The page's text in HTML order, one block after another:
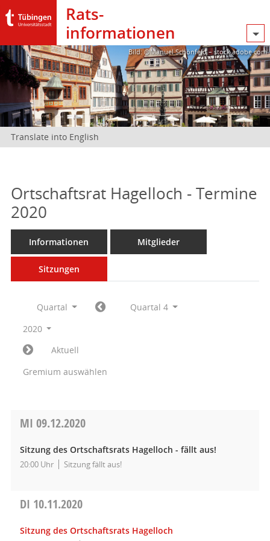
Rats­
informationen
Bild: @Manuel Schönfeld – stock.adobe.com
Translate into English
Ortschaftsrat Hagelloch - Termine
2020
Informationen Mitglieder
Sitzungen
Quartal
Quartal 4
2020
Aktuell
Gremium auswählen
MI 09.12.2020
Sitzung des Ortschaftsrats Hagelloch - fällt aus!
20:00 Uhr Sitzung fällt aus!
DI 10.11.2020
Sitzung des Ortschaftsrats Hagelloch